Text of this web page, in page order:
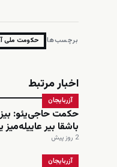
برچسب‌ها: حکومت ملی
اخبار مرتبط
آزربایجان
حکمت حاجی‌یئو:
باشقا بیر
2 روز پیش
آزربایجان